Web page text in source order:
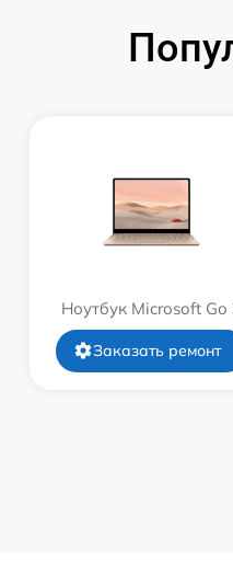
Ноутбук Microsoft Go
Заказать ремонт